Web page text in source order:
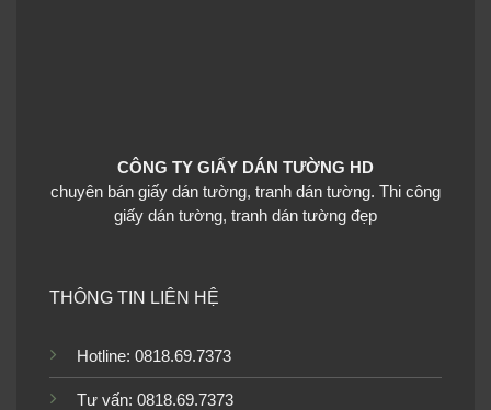
CÔNG TY GIẤY DÁN TƯỜNG HD
chuyên bán giấy dán tường, tranh dán tường. Thi công
giấy dán tường, tranh dán tường đẹp
THÔNG TIN LIÊN HỆ
Hotline: 0818.69.7373
Tư vấn: 0818.69.7373